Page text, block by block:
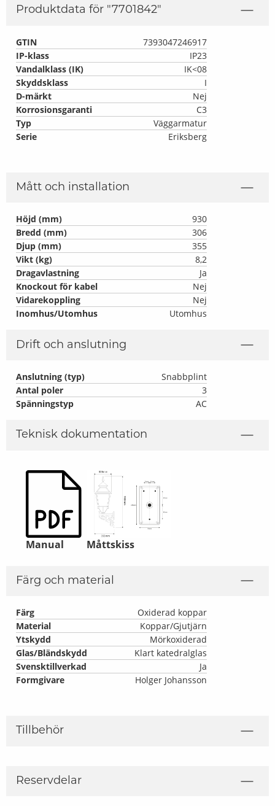
Produktdata för "7701842"
GTIN
7393047246917
IP-klass
IP23
Vandalklass (IK)
IK<08
Skyddsklass
I
D-märkt
Nej
Korrosionsgaranti
C3
Typ
Väggarmatur
Serie
Eriksberg
Mått och installation
Höjd (mm)
930
Bredd (mm)
306
Djup (mm)
355
Vikt (kg)
8,2
Dragavlastning
Ja
Knockout för kabel
Nej
Vidarekoppling
Nej
Inomhus/Utomhus
Utomhus
Drift och anslutning
Anslutning (typ)
Snabbplint
Antal poler
3
Spänningstyp
AC
Teknisk dokumentation
Manual Måttskiss
Färg och material
Färg
Oxiderad koppar
Material
Koppar/Gjutjärn
Ytskydd
Mörkoxiderad
Glas/Bländskydd
Klart katedralglas
Svensktillverkad
Ja
Formgivare
Holger Johansson
Tillbehör
Reservdelar